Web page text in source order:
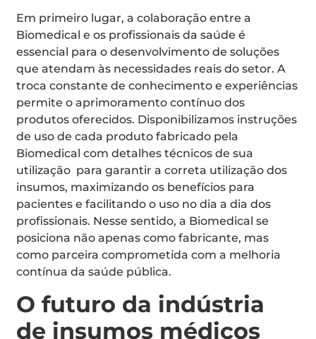
Em primeiro lugar, a colaboração entre a
Biomedical e os profissionais da saúde é
essencial para o desenvolvimento de soluções
que atendam às necessidades reais do setor. A
troca constante de conhecimento e experiências
permite o aprimoramento contínuo dos
produtos oferecidos. Disponibilizamos instruções
de uso de cada produto fabricado pela
Biomedical com detalhes técnicos de sua
utilização para garantir a correta utilização dos
insumos, maximizando os benefícios para
pacientes e facilitando o uso no dia a dia dos
profissionais. Nesse sentido, a Biomedical se
posiciona não apenas como fabricante, mas
como parceira comprometida com a melhoria
contínua da saúde pública.
O futuro da indústria
de insumos médicos